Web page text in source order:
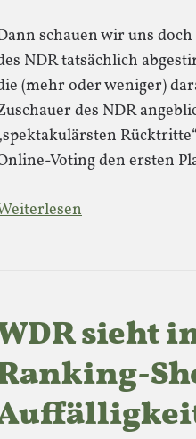
schauen wir uns
NDR tatsächlich
(mehr oder weniger)
des NDR
Voting den ersten
sieht